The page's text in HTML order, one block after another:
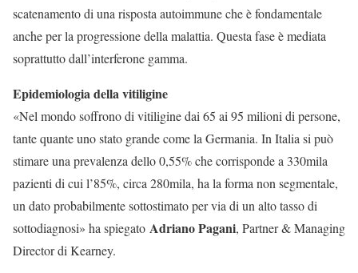
scatenamento di una risposta autoimmune che è fondamentale
anche per la progressione della malattia. Questa fase è mediata
soprattutto dall’interferone gamma.
Epidemiologia della vitiligine
«Nel mondo soffrono di vitiligine dai 65 ai 95 milioni di persone,
tante quante uno stato grande come la Germania. In Italia si può
stimare una prevalenza dello 0,55% che corrisponde a 330mila
pazienti di cui l’85%, circa 280mila, ha la forma non segmentale,
un dato probabilmente sottostimato per via di un alto tasso di
sottodiagnosi» ha spiegato Adriano Pagani, Partner & Managing
Director di Kearney.